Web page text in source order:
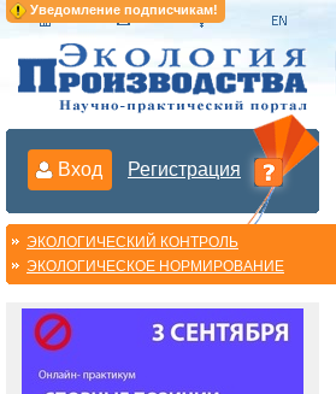
Уведомление подписчикам!
Вход Регистрация
ЭКОЛОГИЧЕСКИЙ КОНТРОЛЬ
ЭКОЛОГИЧЕСКОЕ НОРМИРОВАНИЕ